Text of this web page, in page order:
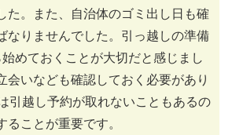
た。また、自治体のゴミ出し日も確
なりませんでした。引っ越しの準備
めておくことが大切だと感じまし
会いなども確認しておく必要があり
引越し予約が取れないこともあるの
ることが重要です。